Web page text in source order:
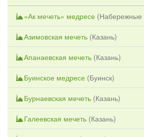
«Ак мечеть» медресе (
Азимовская мечеть (Казань)
Апанаевская мечеть (Казань)
Буинское медресе (Буинск)
Бурнаевская мечеть (Казань)
Галеевская мечеть (Казань)